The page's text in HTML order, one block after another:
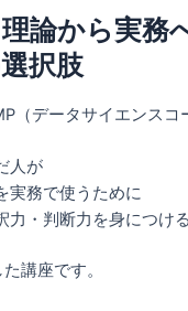
論から実務
択肢
（データサイエンスコ
人が
実務で使うために
力・判断力を身につける
講座です。